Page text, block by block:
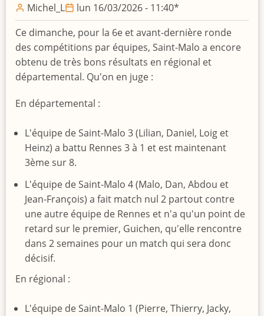
Michel_L lun 16/03/2026 - 11:40*
Ce dimanche, pour la 6e et avant-dernière ronde
des compétitions par équipes, Saint-Malo a encore
obtenu de très bons résultats en régional et
départemental. Qu'on en juge :
En départemental :
L'équipe de Saint-Malo 3 (Lilian, Daniel, Loig et
Heinz) a battu Rennes 3 à 1 et est maintenant
3ème sur 8.
L'équipe de Saint-Malo 4 (Malo, Dan, Abdou et
Jean-François) a fait match nul 2 partout contre
une autre équipe de Rennes et n'a qu'un point de
retard sur le premier, Guichen, qu'elle rencontre
dans 2 semaines pour un match qui sera donc
décisif.
En régional :
L'équipe de Saint-Malo 1 (Pierre, Thierry, Jacky,